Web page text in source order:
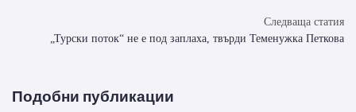
Следваща статия
„Турски поток“ не е под заплаха, твърди Теменужка Петкова
Подобни публикации